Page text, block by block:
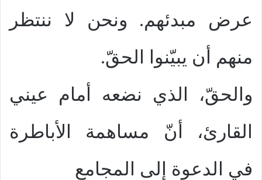
عرض مبدئهم. ونحن لا ننتظر
منهم أن يبيّنوا الحقّ.
والحقّ، الذي نضعه أمام عيني
القارئ، أنّ مساهمة الأباطرة
في الدعوة إلى المجامع